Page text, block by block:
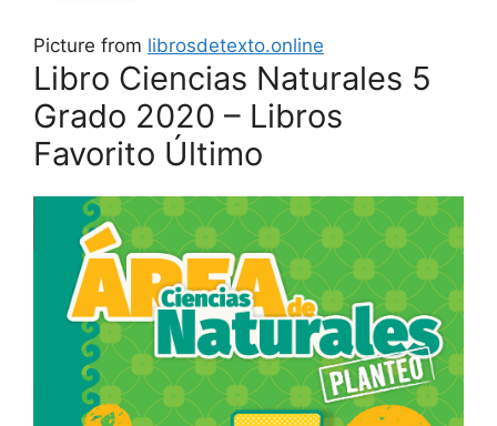
Picture from librosdetexto.online
Libro Ciencias Naturales 5
Grado 2020 – Libros
Favorito Último